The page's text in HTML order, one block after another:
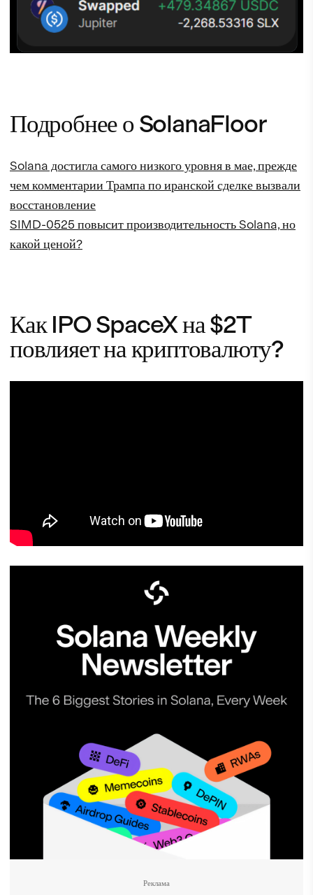
Подробнее о SolanaFloor
Solana достигла самого низкого уровня в мае, прежде
чем комментарии Трампа по иранской сделке вызвали
восстановление
SIMD-0525 повысит производительность Solana, но
какой ценой?
Как IPO SpaceX на $2T
повлияет на криптовалюту?
Реклама